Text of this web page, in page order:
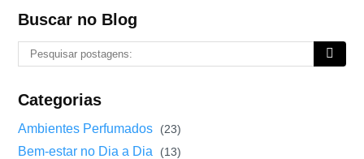
Buscar no Blog
Categorias
Ambientes Perfumados (23)
Bem-estar no Dia a Dia (13)